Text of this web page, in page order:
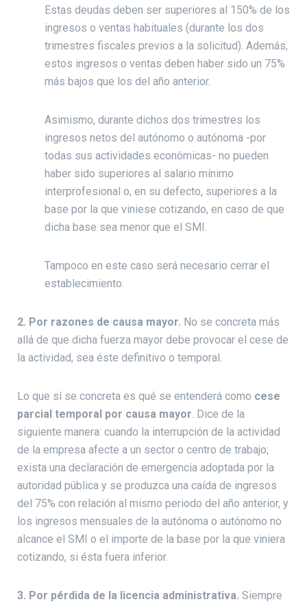
Estas deudas deben ser superiores al 150% de los
ingresos o ventas habituales (durante los dos
trimestres fiscales previos a la solicitud). Además,
estos ingresos o ventas deben haber sido un 75%
más bajos que los del año anterior.
Asimismo, durante dichos dos trimestres los
ingresos netos del autónomo o autónoma -por
todas sus actividades económicas- no pueden
haber sido superiores al salario mínimo
interprofesional o, en su defecto, superiores a la
base por la que viniese cotizando, en caso de que
dicha base sea menor que el SMI.
Tampoco en este caso será necesario cerrar el
establecimiento.
2. Por razones de causa mayor. No se concreta más
allá de que dicha fuerza mayor debe provocar el cese de
la actividad, sea éste definitivo o temporal.
Lo que sí se concreta es qué se entenderá como cese
parcial temporal por causa mayor. Dice de la
siguiente manera: cuando la interrupción de la actividad
de la empresa afecte a un sector o centro de trabajo;
exista una declaración de emergencia adoptada por la
autoridad pública y se produzca una caída de ingresos
del 75% con relación al mismo periodo del año anterior, y
los ingresos mensuales de la autónoma o autónomo no
alcance el SMI o el importe de la base por la que viniera
cotizando, si ésta fuera inferior.
3. Por pérdida de la licencia administrativa. Siempre